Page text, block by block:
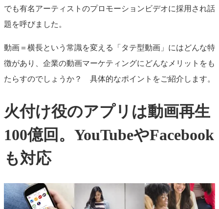
でも有名アーティストのプロモーションビデオに採用され話
題を呼びました。
動画＝横長という常識を変える「タテ型動画」にはどんな特
徴があり、企業の動画マーケティングにどんなメリットをも
たらすのでしょうか？ 具体的なポイントをご紹介します。
火付け役のアプリは動画再生
100億回。YouTubeやFacebook
も対応